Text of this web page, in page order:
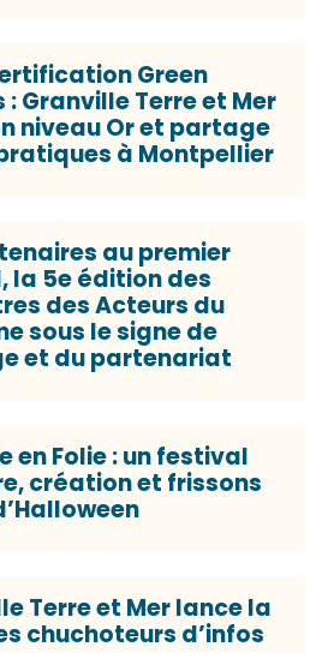
Green
Granville Terre et Mer
niveau Or et partage
à Montpellier
au premier
la 5e édition des
des Acteurs du
sous le signe de
et du partenariat
en Folie : un festival
création et frissons
Terre et Mer lance la
chuchoteurs d’infos